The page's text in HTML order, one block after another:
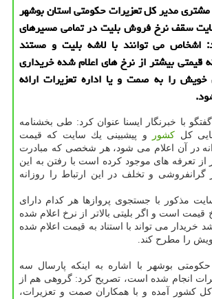
مشتری مدیر كل تعزیرات حكومتی استان بوشهر
سقف نرخ فروش بلیت در تمامی مسیرهای
اشخاص می توانند با لاشه بلیت و مستند
قیمتی بیشتر از نرخ های اعلام شده خریداری
خویش را به صمت و یا اداره تعزیرات ارائه
با خبرنگار ایسنا عنوان كرد: طی بخشنامه
كل كشور
و پیشبینی یك سایت كه قیمت
در آن اعلام می شود، هر شخصی كه مبادرت
از تعرفه های موجود كرده است با رفتن به این
و تخلف در این ارتباط را روزانه
مذكور با جستجوی پروازها هر كدام دارای
قیمت است و اگر بلیتی بالاتر از نرخ اعلام شده
خریدار می تواند با استناد به قیمت اعلام شده
را مطرح كند.
بوشهر با اشاره به اینكه پارسال سه
انجام شده است، تصریح كرد: گروهی هم از
كل كشور آمده و با همكاران صمت و تعزیرات،